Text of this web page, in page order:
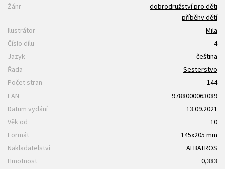
Žánr
dobrodružství pro děti
příběhy dětí
Ilustrátor
Mila
Číslo dílu
4
Jazyk
čeština
Řada
Sesterstvo
Počet stran
144
EAN
9788000063089
Datum vydání
13.09.2021
Věk od
10
Formát
145x205 mm
Nakladatelství
ALBATROS
Hmotnost
0,383